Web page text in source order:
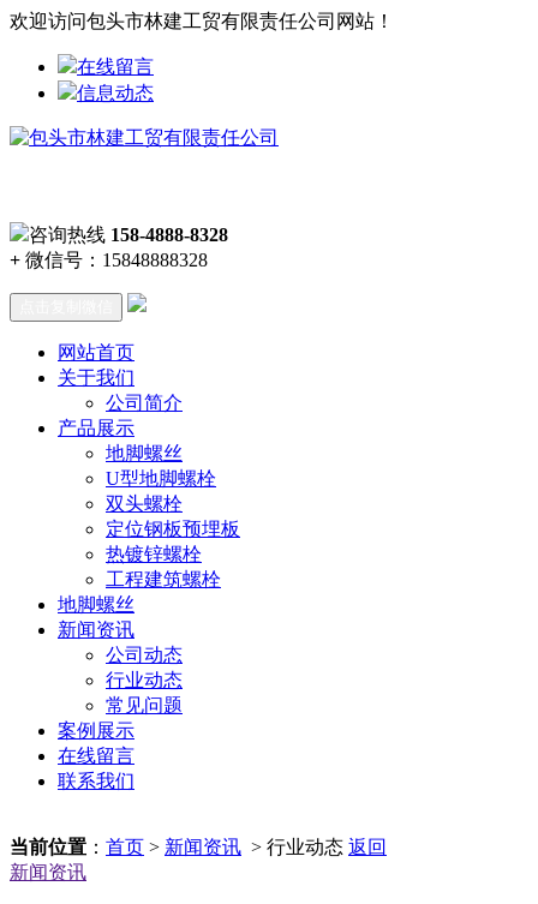
欢迎访问包头市林建工贸有限责任公司网站！
在线留言
信息动态
咨询热线 158-4888-8328
+ 微信号： 15848888328
网站首页
关于我们
公司简介
产品展示
地脚螺丝
U型地脚螺栓
双头螺栓
定位钢板预埋板
热镀锌螺栓
工程建筑螺栓
地脚螺丝
新闻资讯
公司动态
行业动态
常见问题
案例展示
在线留言
联系我们
当前位置 ： 首页 > 新闻资讯 > 行业动态 返回
新闻资讯